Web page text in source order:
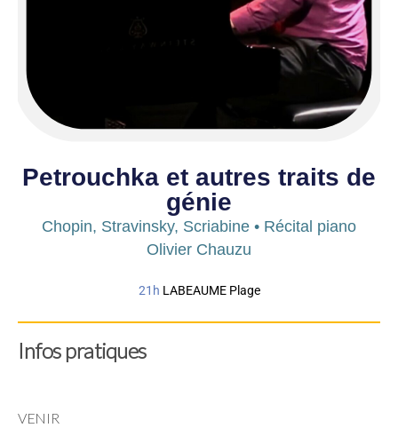
Petrouchka et autres traits de
génie
Chopin, Stravinsky, Scriabine • Récital piano
Olivier Chauzu
21h LABEAUME Plage
Infos pratiques
VENIR